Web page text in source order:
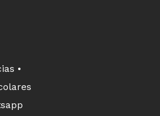
para que todos tenham a
dessa situação.
repetida com outros
as crianças tiverem mais
do computador, elas
atenção no texto escrito,
•